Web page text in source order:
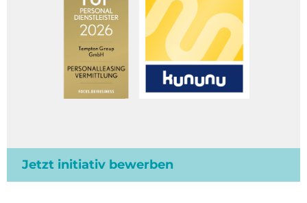
Jetzt initiativ bewerben